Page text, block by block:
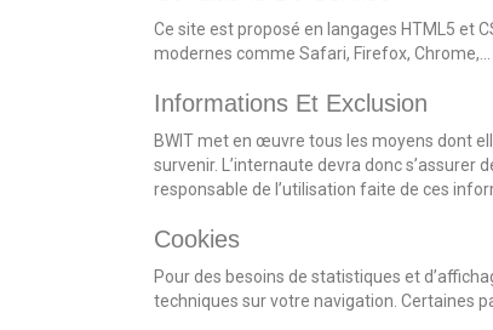
Ce site est proposé en langages HTML5 et
modernes comme Safari, Firefox, Chrome,…
Informations Et Exclusion
BWIT met en œuvre tous les moyens dont
survenir. L’internaute devra donc s’assurer
responsable de l’utilisation faite de ces
Cookies
Pour des besoins de statistiques et
techniques sur votre navigation. Certaines